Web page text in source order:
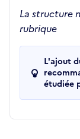
La structure
rubrique
L'ajout
étudiée